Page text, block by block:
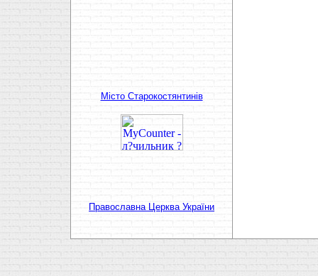
Мiсто Старокостянтинiв
Православна Церква України